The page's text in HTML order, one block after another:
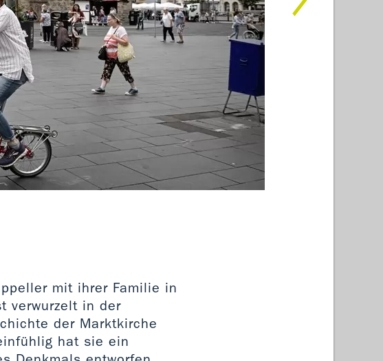
mit ihrer Familie in
verwurzelt in der
der Marktkirche
hat sie ein